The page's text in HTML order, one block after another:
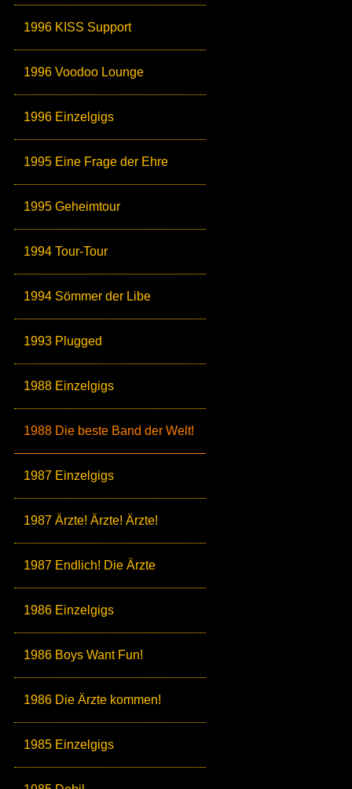
1996 KISS Support
1996 Voodoo Lounge
1996 Einzelgigs
1995 Eine Frage der Ehre
1995 Geheimtour
1994 Tour-Tour
1994 Sömmer der Libe
1993 Plugged
1988 Einzelgigs
1988 Die beste Band der Welt!
1987 Einzelgigs
1987 Ärzte! Ärzte! Ärzte!
1987 Endlich! Die Ärzte
1986 Einzelgigs
1986 Boys Want Fun!
1986 Die Ärzte kommen!
1985 Einzelgigs